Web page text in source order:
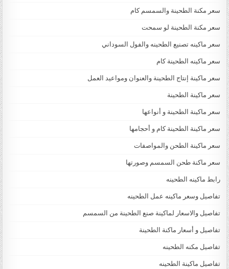
سعر مكنة الطحينة والسمسم كام
سعر مكنة الطحينة لو سمحت
سعر ماكينه تصنيع الطحينه والفول السوداني
سعر ماكينه الطحينة كام
سعر ماكينة إنتاج الطحينة والعنوان ومواعيد العمل
سعر ماكينة الطحينة
سعر ماكينة الطحينة و أنواعها
سعر ماكينة الطحينة كام و أحجامها
سعر ماكينة الطحن والمواصفات
سعر ماكنة طحن السمسم وصورتها
رابط ماكينه الطحينه
تفاصيل وسعر ماكينه عمل الطحينه
تفاصيل والاسعار لماكينة صنع الطحينة من السمسم
تفاصيل و أسعار ماكنة الطحينة
تفاصيل مكنه الطحينه
تفاصيل ماكينة الطحينه